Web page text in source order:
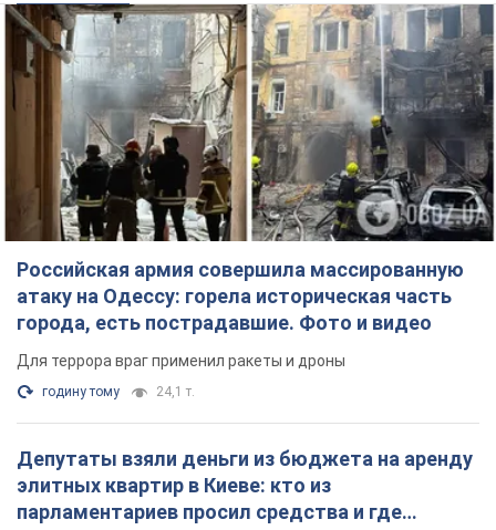
Российская армия совершила массированную
атаку на Одессу: горела историческая часть
города, есть пострадавшие. Фото и видео
Для террора враг применил ракеты и дроны
годину тому 24,1 т.
Депутаты взяли деньги из бюджета на аренду
элитных квартир в Киеве: кто из
парламентариев просил средства и где